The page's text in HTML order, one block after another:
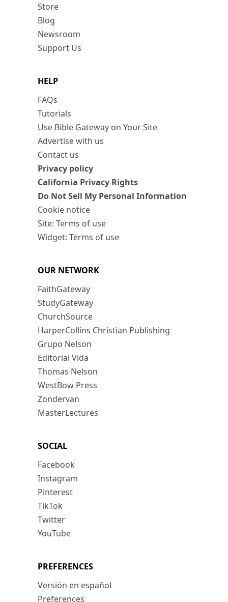
Store
Blog
Newsroom
Support Us
HELP
FAQs
Tutorials
Use Bible Gateway on Your Site
Advertise with us
Contact us
Privacy policy
California Privacy Rights
Do Not Sell My Personal Information
Cookie notice
Site: Terms of use
Widget: Terms of use
OUR NETWORK
FaithGateway
StudyGateway
ChurchSource
HarperCollins Christian Publishing
Grupo Nelson
Editorial Vida
Thomas Nelson
WestBow Press
Zondervan
MasterLectures
SOCIAL
Facebook
Instagram
Pinterest
TikTok
Twitter
YouTube
PREFERENCES
Versión en español
Preferences